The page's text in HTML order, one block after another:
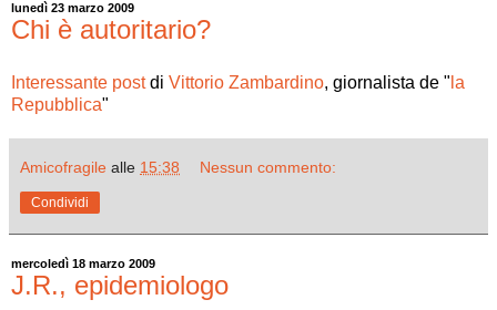
lunedì 23 marzo 2009
Chi è autoritario?
Interessante postdi Vittorio Zambardino, giornalista de " la
Repubblica"
Amicofragile alle 15:38 Nessun commento:
Condividi
mercoledì 18 marzo 2009
J.R., epidemiologo